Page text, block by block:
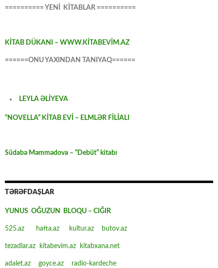
========== YENİ KİTABLAR ==========
KİTAB DÜKANI – WWW.KİTABEVİM.AZ
======ONU YAXINDAN TANIYAQ======
LEYLA ƏLİYEVA
“NOVELLA” KİTAB EVİ – ELMLƏR FİLİALI
Südabə Məmmədova – “Debüt” kitabı
TƏRƏFDAŞLAR
YUNUS OĞUZUN BLOQU – CIĞIR
525.az hafta.az kultur.az butov.az
tezadlar.az kitabevim.az kitabxana.net
adalet.az goyce.az radio-kardeche